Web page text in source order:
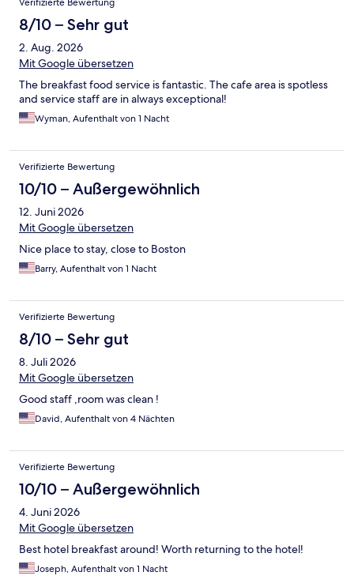
Verifizierte Bewertung
8/10 – Sehr gut
2. Aug. 2026
Mit Google übersetzen
The breakfast food service is fantastic. The cafe area is spotless
and service staff are in always exceptional!
Wyman, Aufenthalt von 1 Nacht
Verifizierte Bewertung
10/10 – Außergewöhnlich
12. Juni 2026
Mit Google übersetzen
Nice place to stay, close to Boston
Barry, Aufenthalt von 1 Nacht
Verifizierte Bewertung
8/10 – Sehr gut
8. Juli 2026
Mit Google übersetzen
Good staff ,room was clean !
David, Aufenthalt von 4 Nächten
Verifizierte Bewertung
10/10 – Außergewöhnlich
4. Juni 2026
Mit Google übersetzen
Best hotel breakfast around! Worth returning to the hotel!
Joseph, Aufenthalt von 1 Nacht